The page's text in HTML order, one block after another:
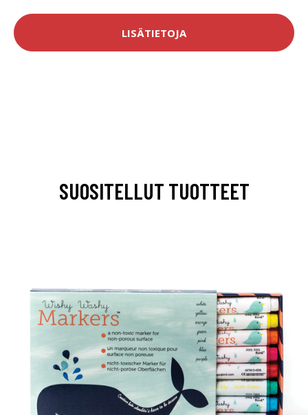
LISÄTIETOJA
SUOSITELLUT TUOTTEET